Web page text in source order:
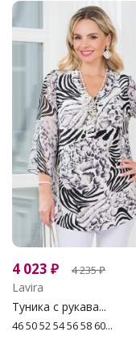
4 023 ₽ 4 235₽
Lavira
Туника с рукава...
46 50 52 54 56 58 60...